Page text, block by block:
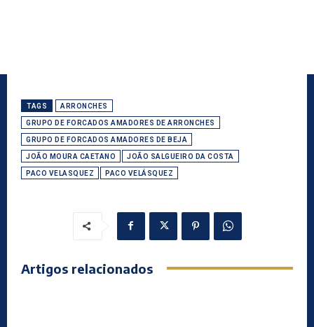
TAGS ARRONCHES
GRUPO DE FORCADOS AMADORES DE ARRONCHES
GRUPO DE FORCADOS AMADORES DE BEJA
JOÃO MOURA CAETANO JOÃO SALGUEIRO DA COSTA
PACO VELASQUEZ PACO VELÁSQUEZ
Artigos relacionados